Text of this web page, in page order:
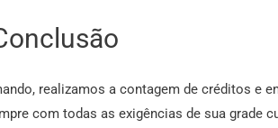
realizamos a contagem de créditos e
com todas as exigências de sua grade